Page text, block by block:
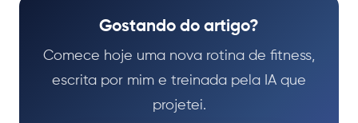
Gostando do artigo?
Comece hoje uma nova rotina de fitness,
escrita por mim e treinada pela IA que
projetei.